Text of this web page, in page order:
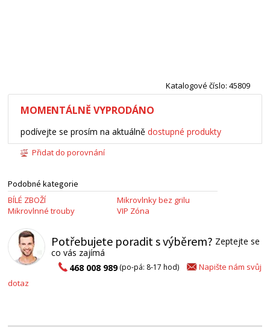
Katalogové číslo: 45809
MOMENTÁLNĚ VYPRODÁNO
podívejte se prosím na aktuálnědostupné produkty
Přidat do porovnání
Podobné kategorie
BÍLÉ ZBOŽÍ
Mikrovlnné trouby
Mikrovlnky bez grilu
VIP Zóna
Potřebujete poradit s výběrem? Zeptejte se
co vás zajímá
468 008 989(po-pá: 8-17 hod)
Napište nám svůj
dotaz